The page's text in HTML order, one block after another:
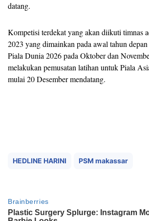
datang.
Kompetisi terdekat yang akan diikuti timnas
2023 yang dimainkan pada awal tahun
Piala Dunia 2026 pada Oktober dan
melakukan pemusatan latihan untuk Piala
mulai 20 Desember mendatang.
HEDLINE HARINI PSM makassar